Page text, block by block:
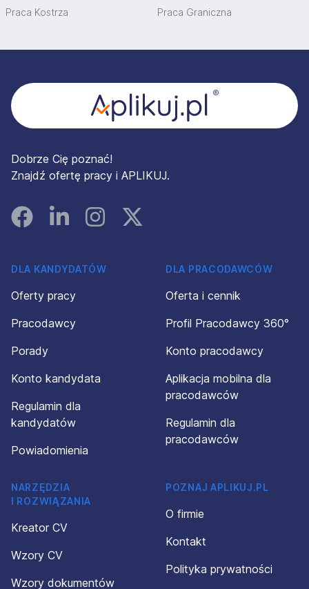
Praca Kostrza Praca Graniczna
Dobrze Cię poznać!
Znajdź ofertę pracy i APLIKUJ.
FacebookLinked InInstagramInstagram
DLA KANDYDATÓW
Oferty pracy
Pracodawcy
Porady
Konto kandydata
Regulamin dla
kandydatów
Powiadomienia
DLA PRACODAWCÓW
Oferta i cennik
Profil Pracodawcy 360°
Konto pracodawcy
Aplikacja mobilna dla
pracodawców
Regulamin dla
pracodawców
NARZĘDZIA
I ROZWIĄZANIA
Kreator CV
Wzory CV
Wzory dokumentów
POZNAJ APLIKUJ.PL
O firmie
Kontakt
Polityka prywatności